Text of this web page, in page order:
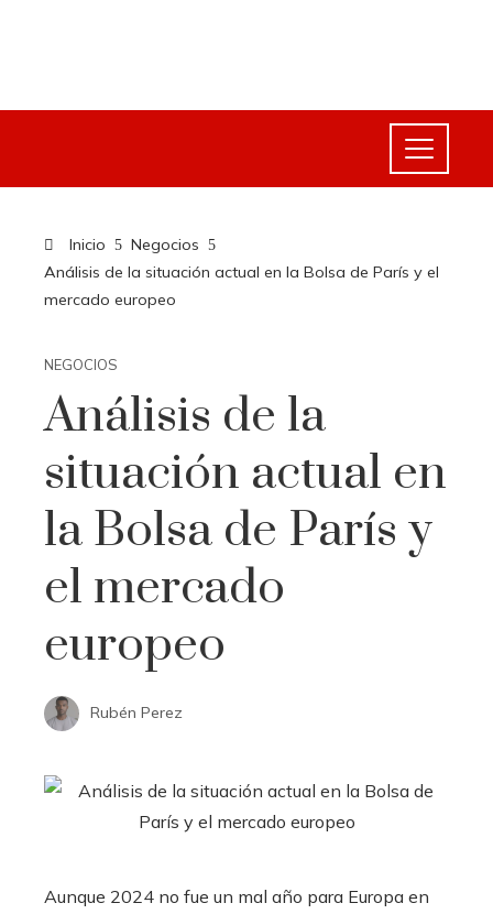
Inicio
Negocios
Análisis de la situación actual en la Bolsa de París y el
mercado europeo
NEGOCIOS
Análisis de la
situación actual en
la Bolsa de París y
el mercado
europeo
Rubén Perez
Aunque 2024 no fue un mal año para Europa en